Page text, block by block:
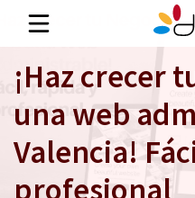
¡Haz crecer
una web
Valencia!
profesional